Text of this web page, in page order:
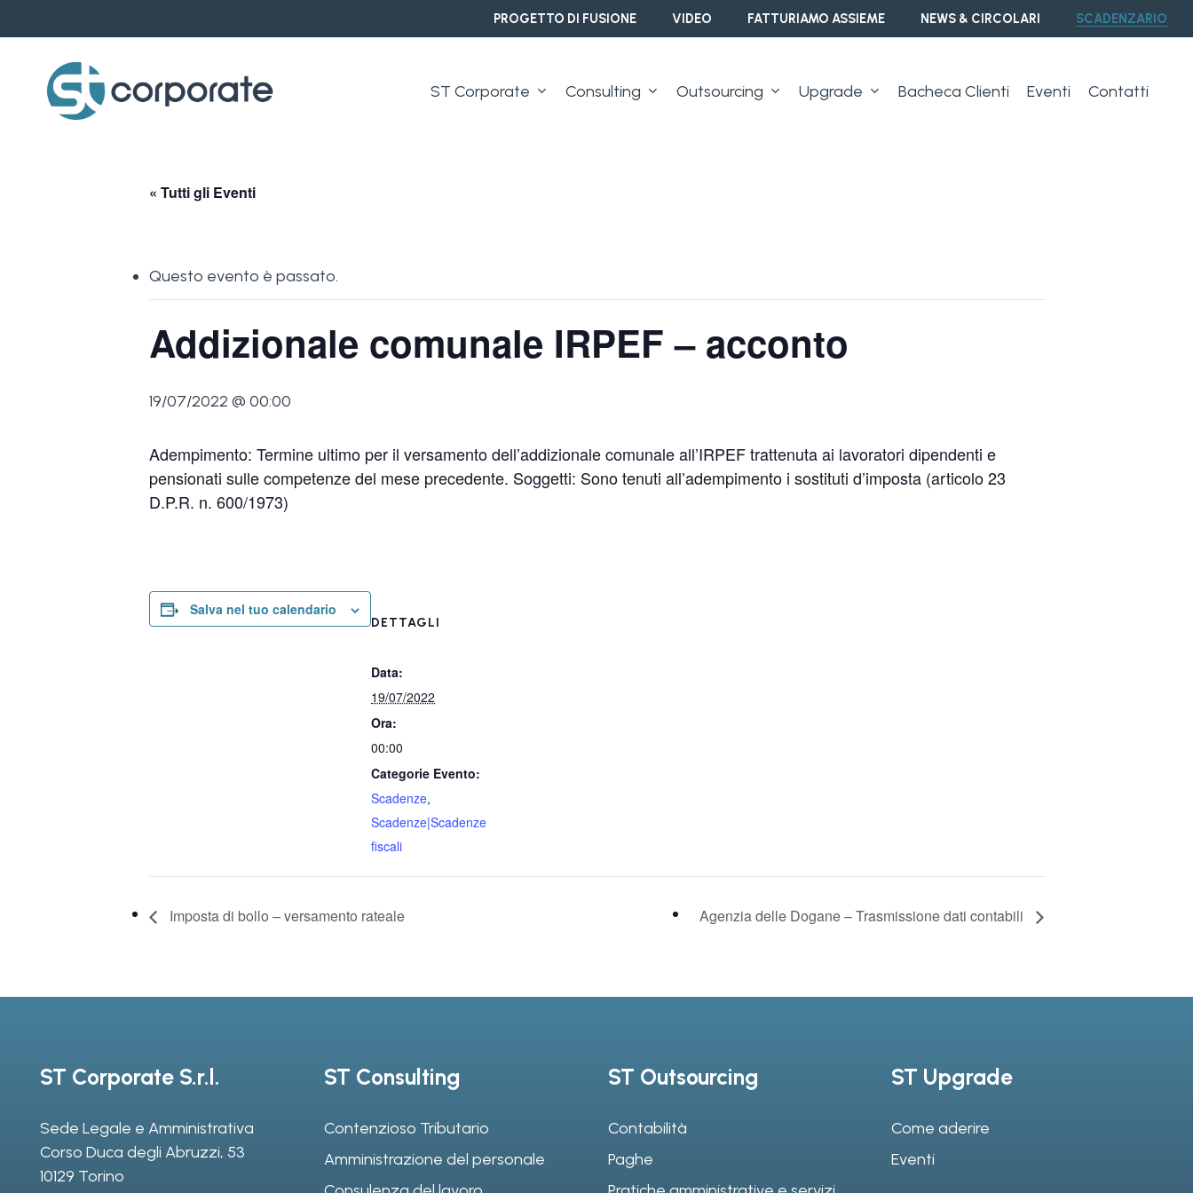
to
content
PROGETTO DI FUSIONE VIDEO FATTURIAMO ASSIEME NEWS & CIRCOLARI SCADENZARIO
ST Corporate Consulting Outsourcing Upgrade Bacheca Clienti Eventi Contatti
« Tutti gli Eventi
Questo evento è passato.
Addizionale comunale IRPEF – acconto
19/07/2022 @ 00:00
Adempimento: Termine ultimo per il versamento dell’addizionale comunale all’IRPEF trattenuta ai lavoratori dipendenti e
pensionati sulle competenze del mese precedente. Soggetti: Sono tenuti all’adempimento i sostituti d’imposta (articolo 23
D.P.R. n. 600/1973)
Salva nel tuo calendario
DETTAGLI
Data:
19/07/2022
Ora:
00:00
Categorie Evento:
Scadenze,
Scadenze|Scadenze
fiscali
Imposta di bollo – versamento rateale Agenzia delle Dogane – Trasmissione dati contabili
ST Corporate S.r.l.
Sede Legale e Amministrativa
Corso Duca degli Abruzzi, 53
10129 Torino
ST Consulting
Contenzioso Tributario
Amministrazione del personale
ST Outsourcing
Contabilità
Paghe
ST Upgrade
Come aderire
Eventi